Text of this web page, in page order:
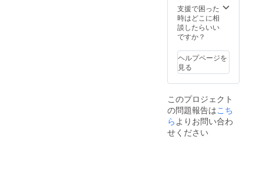
整膚世界大
会と第10期
医師専門整
膚講座（10
月：岐阜県
ロナウイル
ス感染拡大
の為、中止
で、整
膚美容
法のす
べてが
で理解
できま
す。
ナル準
日本代
表・鈴
木ひと
ご出
演。 書
籍「助
健
美しい
日本画
で整膚
の理念
と哲学
円）
《各
DVD・
内容の
説明》
車椅子
の方の
ための
DVD「
新しい
健康法
〈整膚
支援で困った
時はどこに相
談したらいい
ですか？
ヘルプページを
見る
このプロジェクト
の問題報告はこち
ら よりお問い合わ
せください